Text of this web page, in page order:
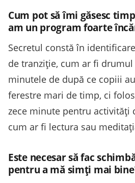
Cum pot să îmi găsesc
am un program foarte
Secretul constă în
de tranziție, cum ar fi
minutele de după ce copiii
ferestre mari de timp, ci
zece minute pentru activități
cum ar fi lectura sau
Este necesar să fac
pentru a mă simți mai